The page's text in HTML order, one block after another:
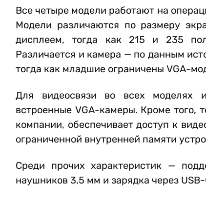
Все четыре модели работают на
Модели различаются по размеру
дисплеем, тогда как 215 и 235
Различается и камера — по данным
тогда как младшие ограничены VGA-
Для видеосвязи во всех моделях
встроенные VGA-камеры. Кроме того,
компании, обеспечивает доступ к
ограниченной внутренней памяти
Среди прочих характеристик —
наушников 3,5 мм и зарядка через